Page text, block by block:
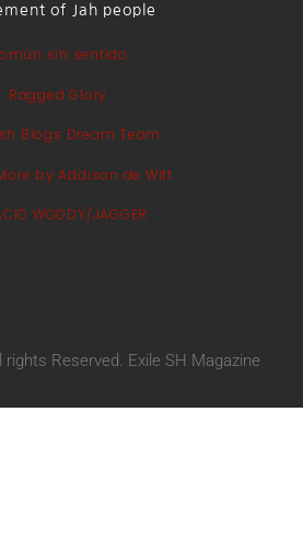
of Jah people
sin sentido
Ragged Glory
Blogs Dream Team
by Addison de Witt
WOODY/JAGGER
Reserved. Exile SH Magazine